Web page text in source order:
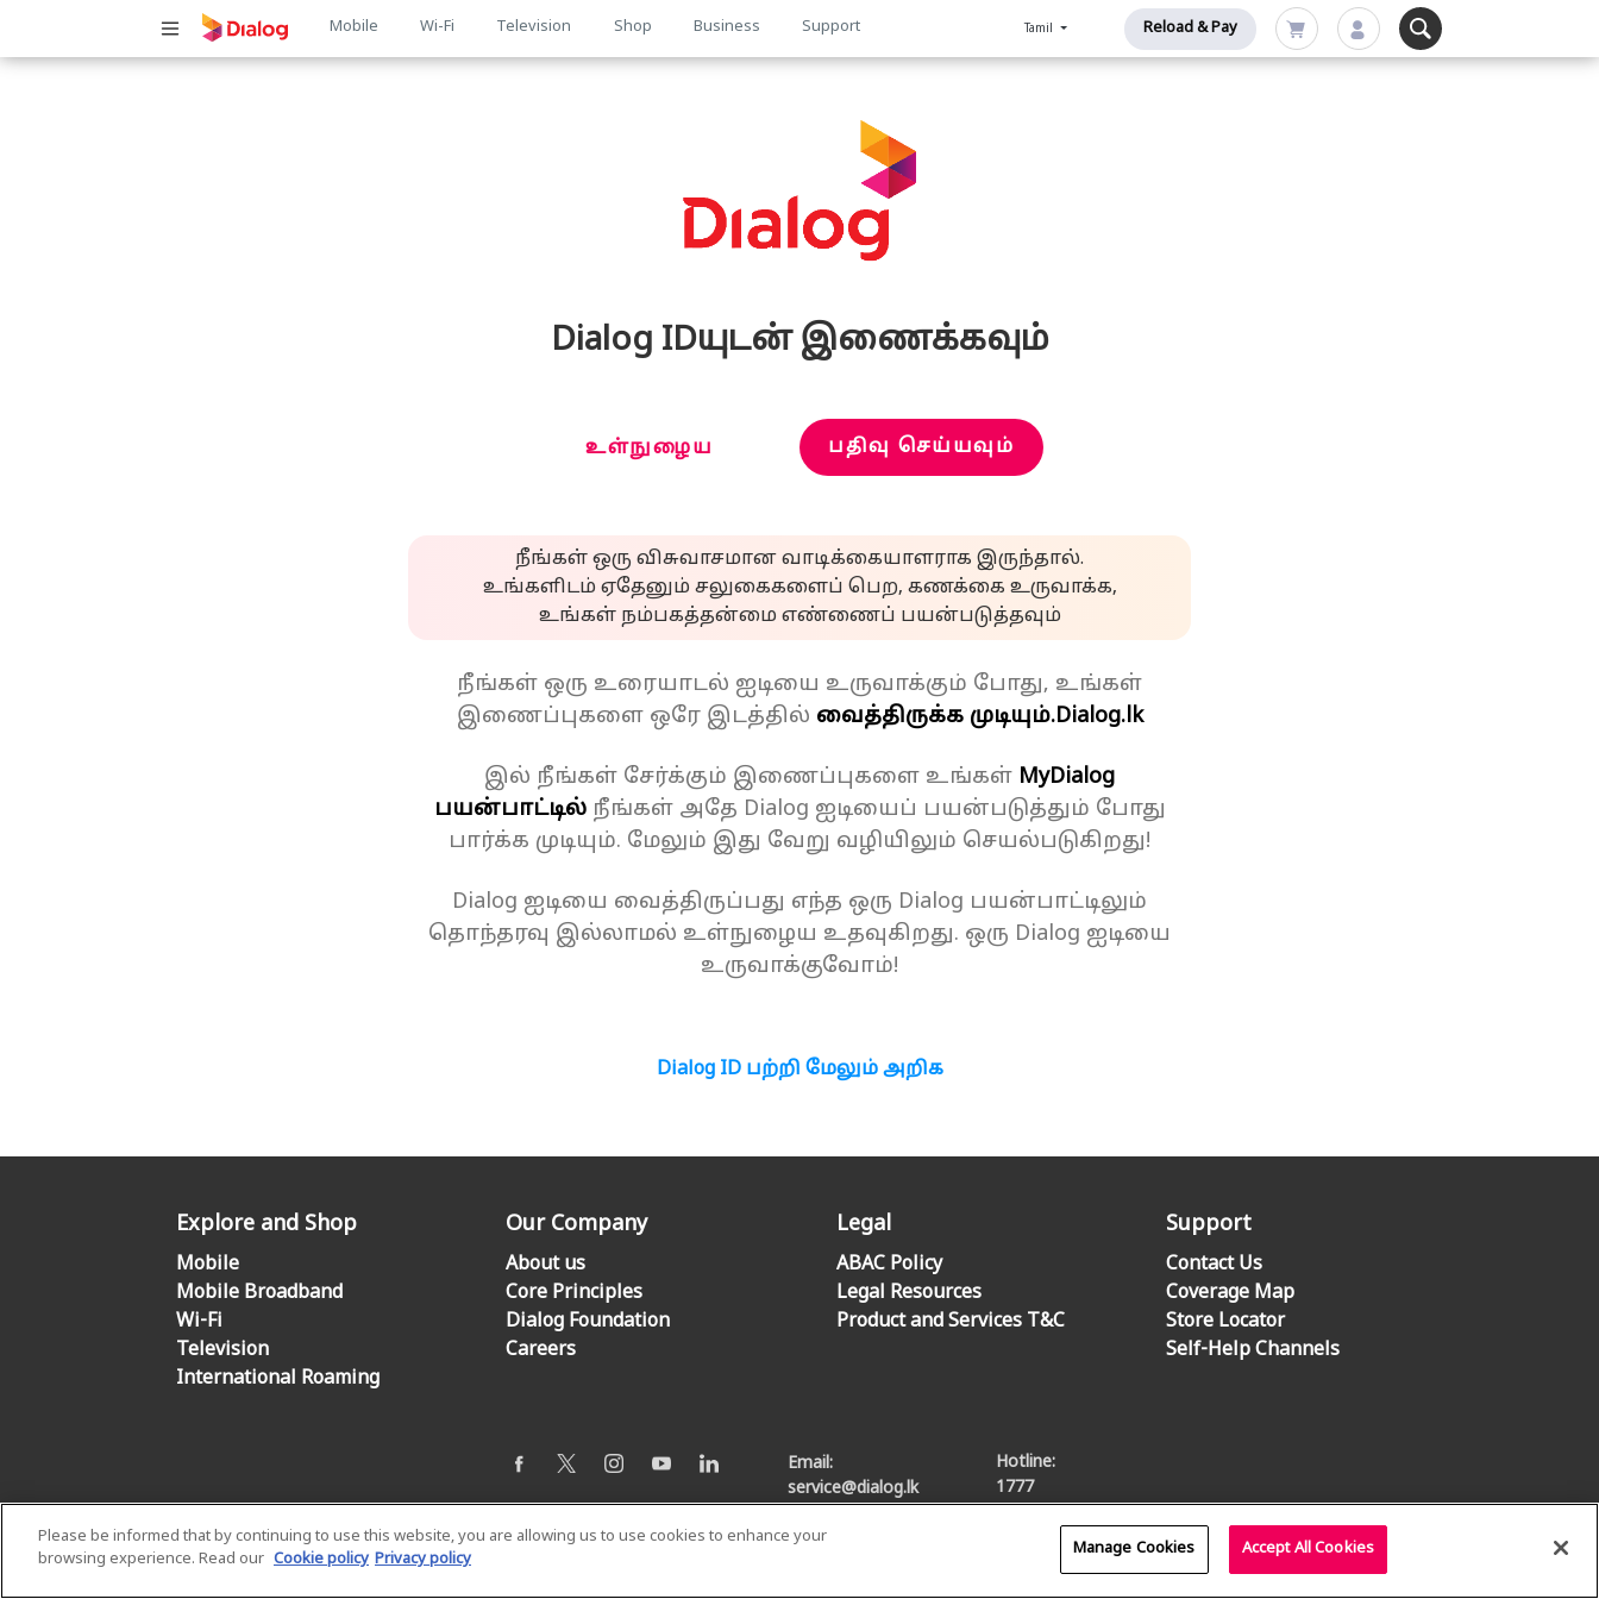
Main
Mobile Wi-Fi Television Shop Business Support Tamil Reload & Pay
Dialog IDயுடன் இணைக்கவும்
உள்நுழைய பதிவு செய்யவும்
நீங்கள் ஒரு விசுவாசமான வாடிக்கையாளராக இருந்தால்.
உங்களிடம் ஏதேனும் சலுகைகளைப் பெற, கணக்கை உருவாக்க,
உங்கள் நம்பகத்தன்மை எண்ணைப் பயன்படுத்தவும்
நீங்கள் ஒரு உரையாடல் ஐடியை உருவாக்கும் போது, உங்கள்
இணைப்புகளை ஒரே இடத்தில் வைத்திருக்க முடியும்.Dialog.lk
இல் நீங்கள் சேர்க்கும் இணைப்புகளை உங்கள் MyDialog
பயன்பாட்டில்நீங்கள் அதே Dialog ஐடியைப் பயன்படுத்தும் போது
பார்க்க முடியும். மேலும் இது வேறு வழியிலும் செயல்படுகிறது!
Dialog ஐடியை வைத்திருப்பது எந்த ஒரு Dialog பயன்பாட்டிலும்
தொந்தரவு இல்லாமல் உள்நுழைய உதவுகிறது. ஒரு Dialog ஐடியை
உருவாக்குவோம்!
Dialog ID பற்றி மேலும் அறிக
Explore and Shop
Mobile
Mobile Broadband
Wi-Fi
Television
International Roaming
Our Company
About us
Core Principles
Dialog Foundation
Careers
Legal
ABAC Policy
Legal Resources
Product and Services T&C
Support
Contact Us
Coverage Map
Store Locator
Self-Help Channels
Email:
service@dialog.lk
Hotline:
1777
© Dialog Axiata PLC. All Rights Reserved
Please be informed that by continuing to use this website, you are allowing us to use cookies to enhance your
browsing experience. Read our Cookie policy Privacy policy
Manage Cookies Accept All Cookies